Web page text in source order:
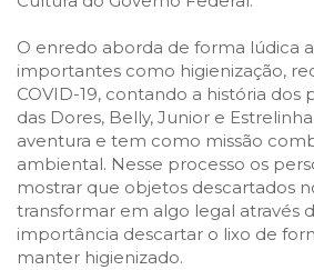
O enredo aborda de forma lúdica
importantes como higienização,
COVID-19, contando a história dos
das Dores, Belly, Junior e
aventura e tem como missão
ambiental. Nesse processo os
mostrar que objetos descartados
transformar em algo legal através
importância descartar o lixo de
manter higienizado.